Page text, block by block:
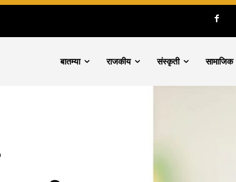
बातम्या राजकीय संस्कृती सामाजिक